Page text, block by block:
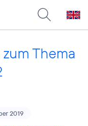
Thema
2019